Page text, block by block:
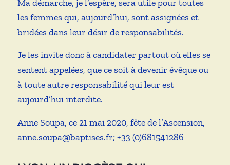
Ma démarche, je l’espère, sera utile pour toutes
les femmes qui, aujourd’hui, sont assignées et
bridées dans leur désir de responsabilités.
Je les invite donc à candidater partout où elles se
sentent appelées, que ce soit à devenir évêque ou
à toute autre responsabilité qui leur est
aujourd’hui interdite.
Anne Soupa, ce 21 mai 2020, fête de l’Ascension,
anne.soupa@baptises.fr; +33 (0)681541286